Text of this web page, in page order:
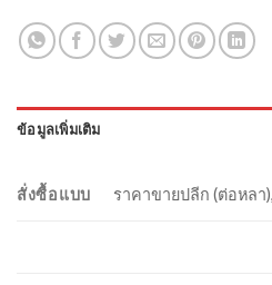
ข้อมูลเพิ่มเติม
สั่งซื้อแบบ ราคาขายปลีก (ต่อหลา